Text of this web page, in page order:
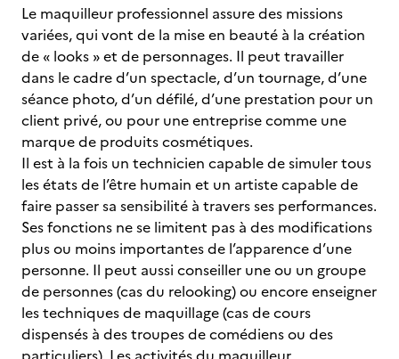
Le maquilleur professionnel assure des missions
variées, qui vont de la mise en beauté à la création
de « looks » et de personnages. Il peut travailler
dans le cadre d’un spectacle, d’un tournage, d’une
séance photo, d’un défilé, d’une prestation pour un
client privé, ou pour une entreprise comme une
marque de produits cosmétiques.
Il est à la fois un technicien capable de simuler tous
les états de l’être humain et un artiste capable de
faire passer sa sensibilité à travers ses performances.
Ses fonctions ne se limitent pas à des modifications
plus ou moins importantes de l’apparence d’une
personne. Il peut aussi conseiller une ou un groupe
de personnes (cas du relooking) ou encore enseigner
les techniques de maquillage (cas de cours
dispensés à des troupes de comédiens ou des